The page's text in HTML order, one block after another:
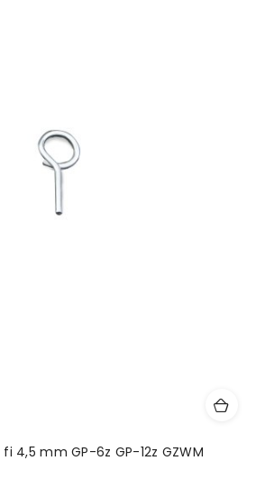
4,5 mm GP-6z GP-12z GZWM